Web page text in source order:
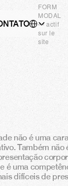
Select
PT
FORM
MODAL
— actif
sur le
site
não é uma
Também
é uma
difíceis de